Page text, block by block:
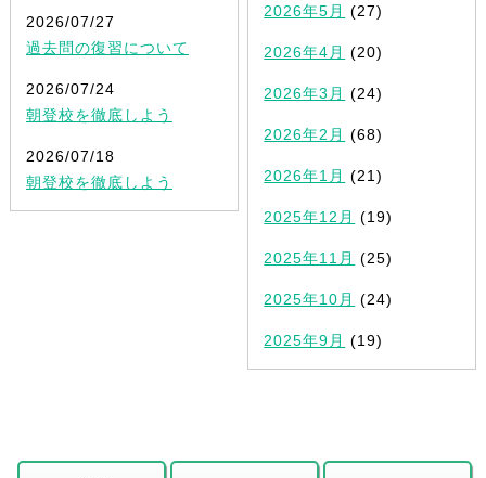
2026/07/27
過去問の復習について
2026/07/24
朝登校を徹底しよう
2026/07/18
朝登校を徹底しよう
2026年5月 (27)
2026年4月 (20)
2026年3月 (24)
2026年2月 (68)
2026年1月 (21)
2025年12月 (19)
2025年11月 (25)
2025年10月 (24)
2025年9月 (19)